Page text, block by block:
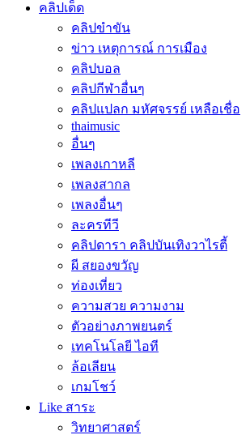
คลิปเด็ด
คลิปขำขัน
ข่าว เหตุการณ์ การเมือง
คลิปบอล
คลิปกีฬาอื่นๆ
คลิปแปลก มหัศจรรย์ เหลือเชื่อ
thaimusic
อื่นๆ
เพลงเกาหลี
เพลงสากล
เพลงอื่นๆ
ละครทีวี
คลิปดารา คลิปบันเทิงวาไรตี้
ผี สยองขวัญ
ท่องเที่ยว
ความสวย ความงาม
ตัวอย่างภาพยนตร์
เทคโนโลยี ไอที
ล้อเลียน
เกมโชว์
Like สาระ
วิทยาศาสตร์